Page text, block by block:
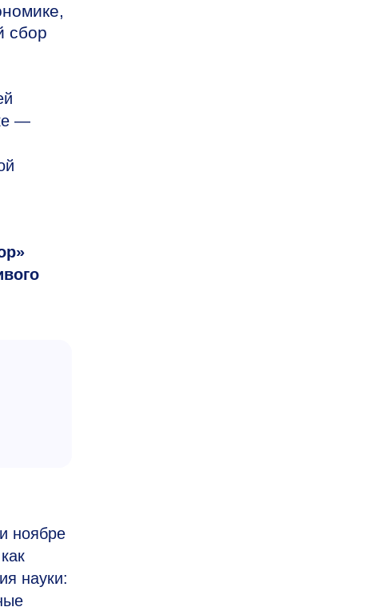
сбор
—
ноябре
науки: